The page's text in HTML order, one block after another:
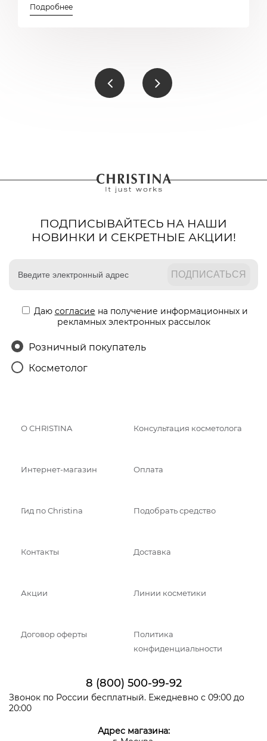
Подробнее
ПОДПИСЫВАЙТЕСЬ НА НАШИ
НОВИНКИ И СЕКРЕТНЫЕ АКЦИИ!
Даю согласие на получение информационных и
рекламных электронных рассылок
Розничный покупатель
Косметолог
О CHRISTINA Консультация косметолога
Интернет-магазин Оплата
Гид по Christina Подобрать средство
Контакты Доставка
Акции Линии косметики
Договор оферты
Политика
конфиденциальности
8 (800) 500-99-92
Звонок по России бесплатный. Ежедневно с 09:00 до
20:00
Адрес магазина: